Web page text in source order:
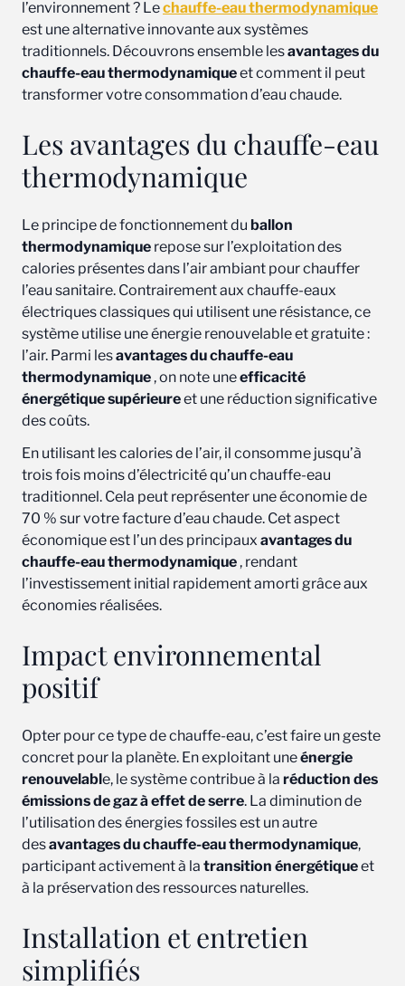
l’environnement ? Lechauffe-eau thermodynamique
est une alternative innovante aux systèmes
traditionnels. Découvrons ensemble lesavantages du
chauffe-eau thermodynamiqueet comment il peut
transformer votre consommation d’eau chaude.
Les avantages du chauffe-eau
thermodynamique
Le principe de fonctionnement du ballon
thermodynamique repose sur l’exploitation des
calories présentes dans l’air ambiant pour chauffer
l’eau sanitaire. Contrairement aux chauffe-eaux
électriques classiques qui utilisent une résistance, ce
système utilise une énergie renouvelable et gratuite :
l’air. Parmi lesavantages du chauffe-eau
thermodynamique , on note uneefficacité
énergétique supérieureet une réduction significative
des coûts.
En utilisant les calories de l’air, il consomme jusqu’à
trois fois moins d’électricité qu’un chauffe-eau
traditionnel. Cela peut représenter une économie de
70 % sur votre facture d’eau chaude. Cet aspect
économique est l’un des principaux avantages du
chauffe-eau thermodynamique , rendant
l’investissement initial rapidement amorti grâce aux
économies réalisées.
Impact environnemental
positif
Opter pour ce type de chauffe-eau, c’est faire un geste
concret pour la planète. En exploitant uneénergie
renouvelable, le système contribue à la réduction des
émissions de gaz à effet de serre. La diminution de
l’utilisation des énergies fossiles est un autre
desavantages du chauffe-eau thermodynamique,
participant activement à la transition énergétiqueet
à la préservation des ressources naturelles.
Installation et entretien
simplifiés